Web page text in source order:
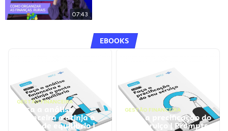
07:43
EBOOKS
GESTÃO FINANCEIRA
Faça a análise
financeira e atinja o
ponto de equilíbrio |
GESTÃO FINANCEIRA
Faça a precificação do
seu serviço | Prompts